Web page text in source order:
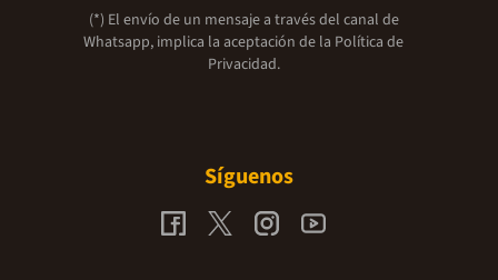
(*) El envío de un mensaje a través del canal de
Whatsapp, implica la aceptación de la Política de
Privacidad.
Síguenos